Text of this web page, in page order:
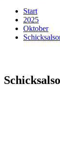
Start
2025
Oktober